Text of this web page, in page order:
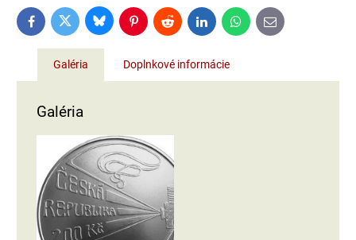
FacebookTwitter BlueskyPinterestReddit LinkedInWhatsApp
E-
mail
Galéria Doplnkové informácie
Galéria